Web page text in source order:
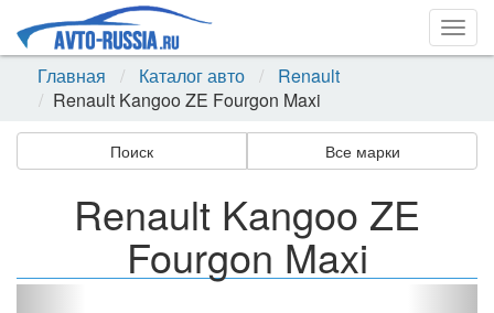
Главная
Каталог авто
Renault
Renault Kangoo ZE Fourgon Maxi
Поиск Все марки
Renault Kangoo ZE
Fourgon Maxi